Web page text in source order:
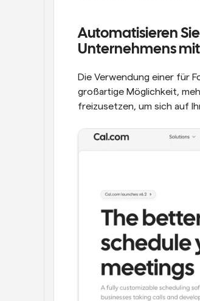
Automatisieren
Unternehmens
Die Verwendung einer für
großartige Möglichkeit,
freizusetzen, um sich auf